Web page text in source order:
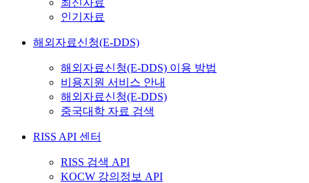
최신자료
인기자료
해외자료신청(E-DDS)
해외자료신청(E-DDS) 이용 방법
비용지원 서비스 안내
해외자료신청(E-DDS)
중국대학 자료 검색
RISS API 센터
RISS 검색 API
KOCW 강의정보 API